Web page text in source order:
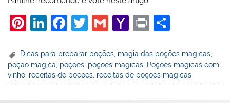
Pi
er
e
st
Li
k
e
dI
F
c
e
b
T
itt
er
G
ai
l
Y
h
o
o
Pr
t
ar
e
Dicas para preparar poções, magia das poções magicas,
poção magica poções poçoes magicas Poções mágicas com
vinho receitas de poçoes receitas de poções magicas